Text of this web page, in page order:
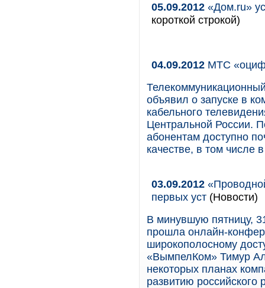
05.09.2012 «Дом.ru»
короткой строкой)
04.09.2012 МТС
объявил о запуске в
кабельного
Центральной России.
абонентам доступно
качестве, в том числе
03.09.2012
первых уст (Новости)
В минувшую пятницу,
прошла онлайн-
широкополосному
«ВымпелКом» Тимур
некоторых планах
развитию